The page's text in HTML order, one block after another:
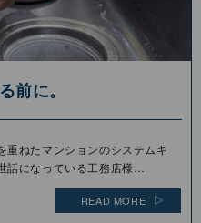
前に。
重ねたマンションのシステムキ
話になっている工務店様…
READ MORE